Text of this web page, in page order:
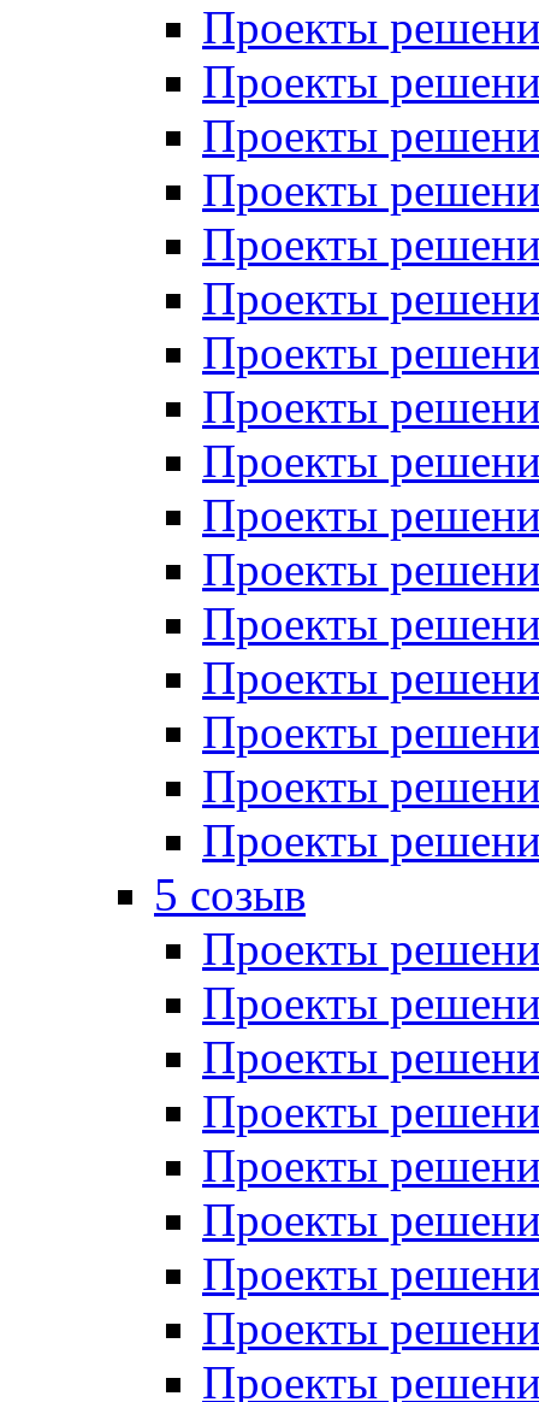
Проекты
Проекты
Проекты
Проекты
Проекты
Проекты
Проекты
Проекты
Проекты
Проекты
Проекты
Проекты
Проекты
Проекты
Проекты
Проекты
5 созыв
Проекты
Проекты
Проекты
Проекты
Проекты
Проекты
Проекты
Проекты
Проекты